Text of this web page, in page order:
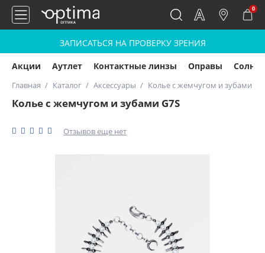
0
ЗАПИСАТЬСЯ НА ПРОВЕРКУ ЗРЕНИЯ
Акции Аутлет Контактные линзы Оправы
Главная Каталог Аксессуары Колье с жемчугом и зубами
Колье с жемчугом и зубами G7S
Отзывов еще нет